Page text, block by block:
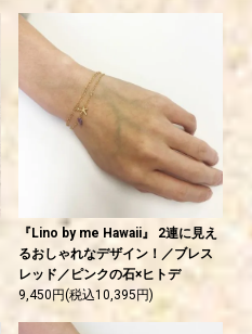
『Lino by me Hawaii』 2連に見え
るおしゃれなデザイン！／ブレス
レッド／ピンクの石×ヒトデ
9,450円(税込10,395円)